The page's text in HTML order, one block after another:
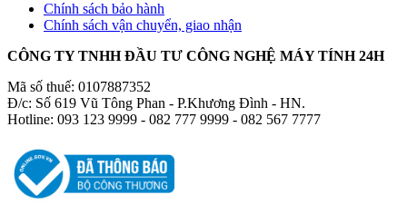
Chính sách bảo hành
Chính sách vận chuyển, giao nhận
CÔNG TY TNHH ĐẦU TƯ CÔNG NGHỆ MÁY TÍNH 24H
Mã số thuế: 0107887352
Đ/c: Số 619 Vũ Tông Phan - P.Khương Đình - HN.
Hotline: 093 123 9999 - 082 777 9999 - 082 567 7777